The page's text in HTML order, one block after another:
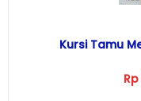
Kursi Tamu